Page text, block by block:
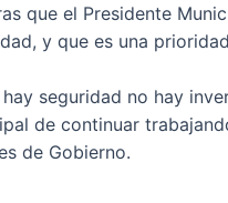
que el Presidente
y que es una
hay seguridad no hay
de continuar
de Gobierno.